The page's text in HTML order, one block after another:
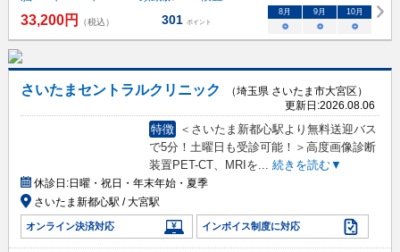
33,200円 （税込） 301 ポイント
8月 9月 10月
○ ○ ○
さいたまセントラルクリニック
（埼玉県 さいたま市大宮区）
更新日:2026.08.06
特徴
＜さいたま新都心駅より無料送迎バス
で5分！土曜日も受診可能！＞高度画像診断
装置PET-CT、MRIを
続きを読む▼
休診日:日曜・祝日・年末年始・夏季
さいたま新都心駅 / 大宮駅
オンライン決済対応 インボイス制度に対応